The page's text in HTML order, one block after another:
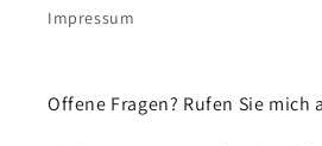
Impressum
Offene Fragen? Rufen Sie mich